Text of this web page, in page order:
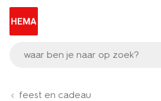
waar ben je naar op zoek?
feest en cadeau